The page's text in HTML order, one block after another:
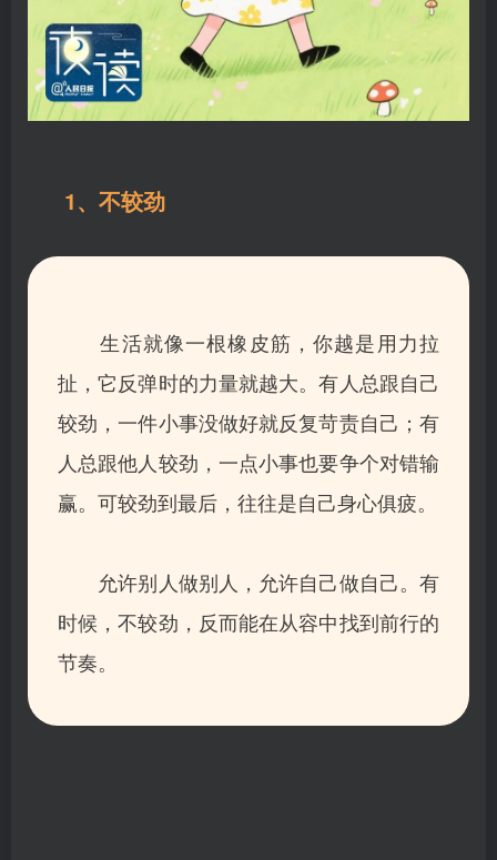
1、不较劲
生活就像一根橡皮筋，你越是用力拉
扯，它反弹时的力量就越大。有人总跟自己
较劲，一件小事没做好就反复苛责自己；有
人总跟他人较劲，一点小事也要争个对错输
赢。 可较劲到最后，往往是自己身心俱疲。
允许别人做别人，允许自己做自己。 有
时候，不较劲，反而能在从容中找到前行的
节奏。